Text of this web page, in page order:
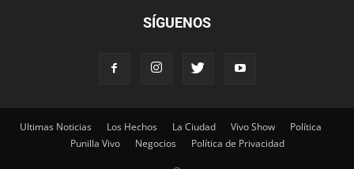
SÍGUENOS
Ultimas Noticias Los Hechos La Ciudad Vivo Show
Política
Punilla Vivo
Negocios Política de Privacidad